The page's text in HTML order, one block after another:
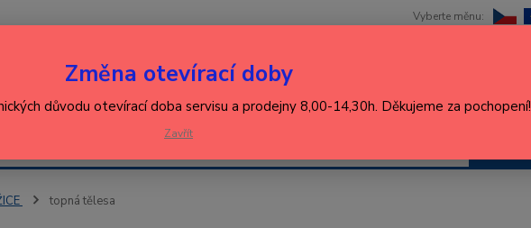
KONTAKT
Hledat
topná tělesa
Změna otevírací doby
důvodu otevírací doba servisu a prodejny 8,00-14,30h. Děkujeme za pochopení!
Zavřít